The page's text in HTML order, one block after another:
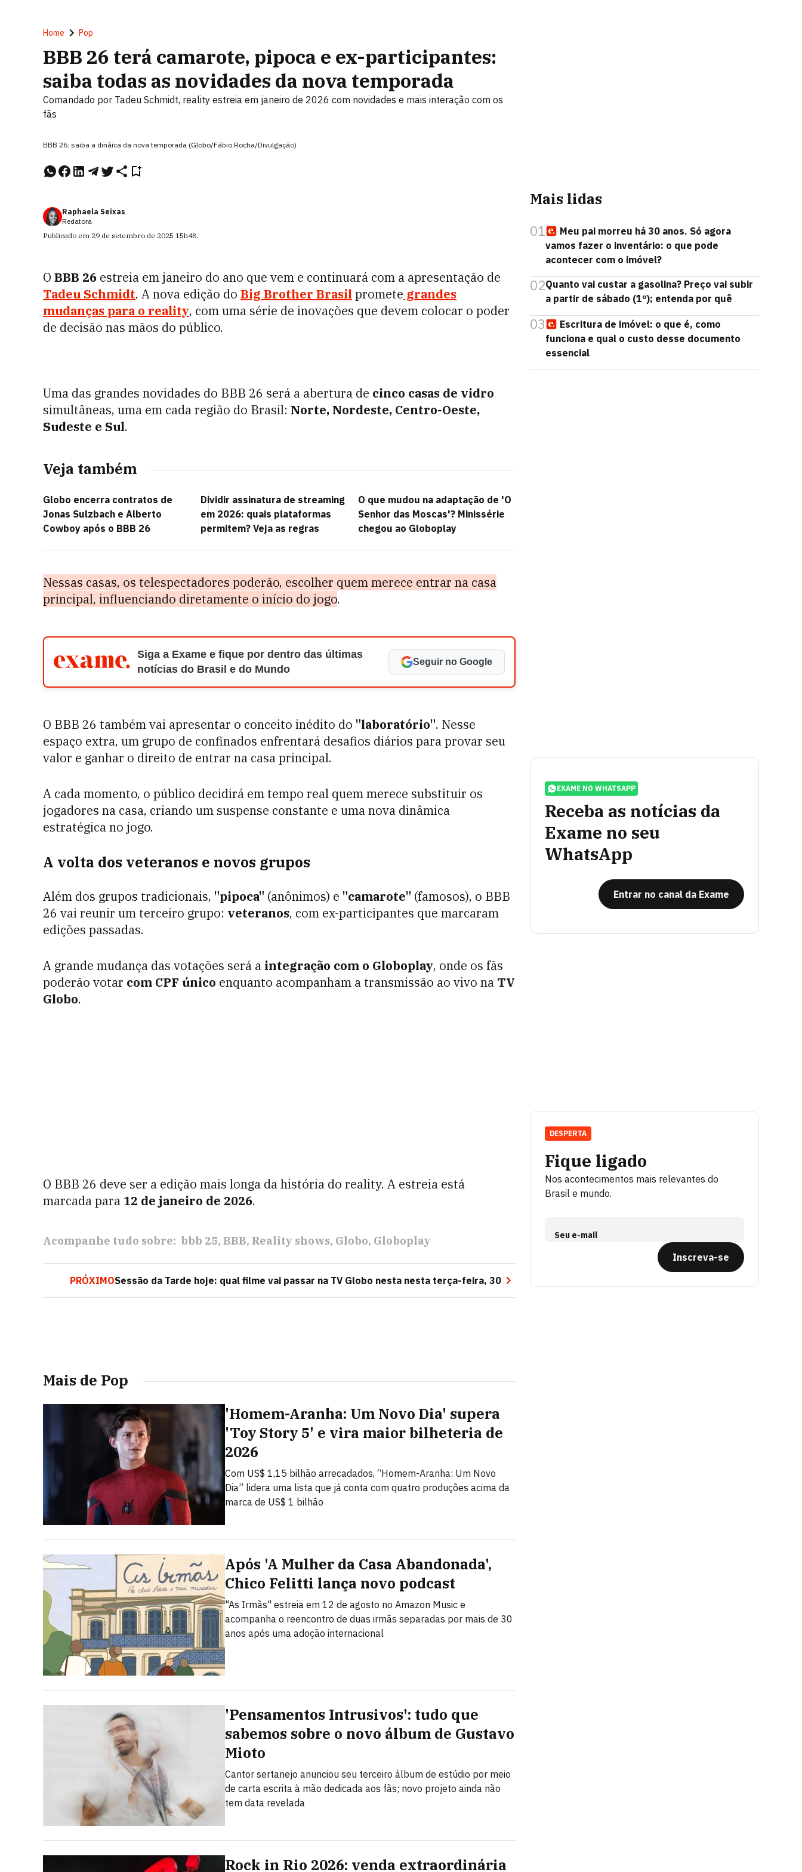
Home Pop
BBB 26 terá camarote, pipoca e ex-participantes:
saiba todas as novidades da nova temporada
Comandado por Tadeu Schmidt, reality estreia em janeiro de 2026 com novidades e mais interação com os
fãs
BBB 26: saiba a dinâica da nova temporada (Globo/Fábio Rocha/Divulgação)
Raphaela Seixas
Redatora
Publicado em 29 de setembro de 2025 15h48.
O BBB 26 estreia em janeiro do ano que vem e continuará com a apresentação de
Tadeu Schmidt. A nova edição do Big Brother Brasil promete grandes
mudanças para o reality, com uma série de inovações que devem colocar o poder
de decisão nas mãos do público.
Uma das grandes novidades do BBB 26 será a abertura de cinco casas de vidro
simultâneas, uma em cada região do Brasil: Norte, Nordeste, Centro-Oeste,
Sudeste e Sul.
Veja também
Globo encerra contratos de
Jonas Sulzbach e Alberto
Cowboy após o BBB 26
Dividir assinatura de streaming
em 2026: quais plataformas
permitem? Veja as regras
O que mudou na adaptação de 'O
Senhor das Moscas'? Minissérie
chegou ao Globoplay
Nessas casas, os telespectadores poderão, escolher quem merece entrar na casa
principal, influenciando diretamente o início do jogo.
Siga a Exame e fique por dentro das últimas
notícias do Brasil e do Mundo
Seguir no Google
O BBB 26 também vai apresentar o conceito inédito do "laboratório". Nesse
espaço extra, um grupo de confinados enfrentará desafios diários para provar seu
valor e ganhar o direito de entrar na casa principal.
A cada momento, o público decidirá em tempo real quem merece substituir os
jogadores na casa, criando um suspense constante e uma nova dinâmica
estratégica no jogo.
A volta dos veteranos e novos grupos
Além dos grupos tradicionais, "pipoca" (anônimos) e "camarote" (famosos), o BBB
26 vai reunir um terceiro grupo: veteranos, com ex-participantes que marcaram
edições passadas.
A grande mudança das votações será a integração com o Globoplay, onde os fãs
poderão votar com CPF único enquanto acompanham a transmissão ao vivo na TV
Globo.
O BBB 26 deve ser a edição mais longa da história do reality. A estreia está
marcada para 12 de janeiro de 2026.
Acompanhe tudo sobre: bbb 25 BBB Reality shows Globo Globoplay
PRÓXIMOSessão da Tarde hoje: qual filme vai passar na TV Globo nesta nesta terça-feira, 30
Mais de Pop
'Homem-Aranha: Um Novo Dia' supera
'Toy Story 5' e vira maior bilheteria de
2026
Com US$ 1,15 bilhão arrecadados, “Homem-Aranha: Um Novo
Dia” lidera uma lista que já conta com quatro produções acima da
marca de US$ 1 bilhão
Após 'A Mulher da Casa Abandonada',
Chico Felitti lança novo podcast
"As Irmãs" estreia em 12 de agosto no Amazon Music e
acompanha o reencontro de duas irmãs separadas por mais de 30
anos após uma adoção internacional
'Pensamentos Intrusivos': tudo que
sabemos sobre o novo álbum de Gustavo
Mioto
Cantor sertanejo anunciou seu terceiro álbum de estúdio por meio
de carta escrita à mão dedicada aos fãs; novo projeto ainda não
tem data revelada
Rock in Rio 2026: venda extraordinária
Mais lidas
01
Meu pai morreu há 30 anos. Só agora
vamos fazer o inventário: o que pode
acontecer com o imóvel?
02Quanto vai custar a gasolina? Preço vai subir
a partir de sábado (1º); entenda por quê
03
Escritura de imóvel: o que é, como
funciona e qual o custo desse documento
essencial
EXAME NO WHATSAPP
Receba as notícias da
Exame no seu
WhatsApp
Entrar no canal da Exame
Fique ligado
Nos acontecimentos mais relevantes do
Brasil e mundo.
Seu e-mail
Inscreva-se
DESPERTA